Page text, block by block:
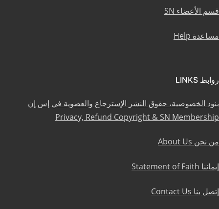
قسم الأعضاء SN
مساعدة Help
روابط LINKS
بنود الخصوصية، حقوق النشر الإسترجاع والعضوية في إس إن
Privacy, Refund Copyright & SN Membership
من نحن About Us
إيماننا Statement of Faith
إتصل بنا Contact Us